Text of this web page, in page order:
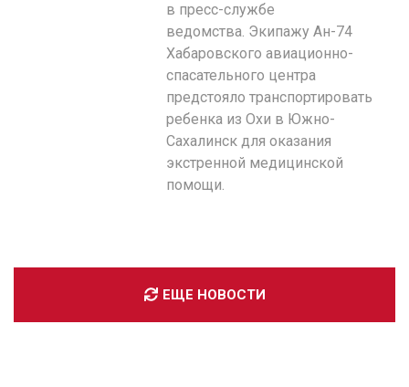
в пресс-службе
ведомства. Экипажу Ан-74
Хабаровского авиационно-
спасательного центра
предстояло транспортировать
ребенка из Охи в Южно-
Сахалинск для оказания
экстренной медицинской
помощи.
ЕЩЕ НОВОСТИ